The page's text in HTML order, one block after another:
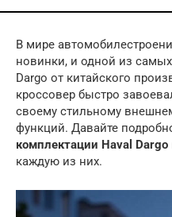
В мире
новинки, и одной из
Dargo от китайского
кроссовер быстро
своему стильному
функций. Давайте
комплектации Haval Dargo
каждую из них.